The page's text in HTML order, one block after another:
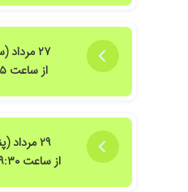
۲۷ مرداد (سه شنبه)
از ساعت ۱۵ الی ۱۸
۲۹ مرداد (پنج شنبه)
از ساعت ۹:۳۰ الی ۱۲:۳۰